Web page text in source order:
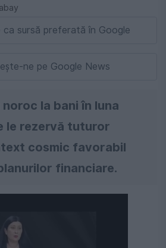
ca sursă preferată în Google
ne pe Google News
la bani în luna
le rezervă tuturor
cosmic favorabil
financiare.